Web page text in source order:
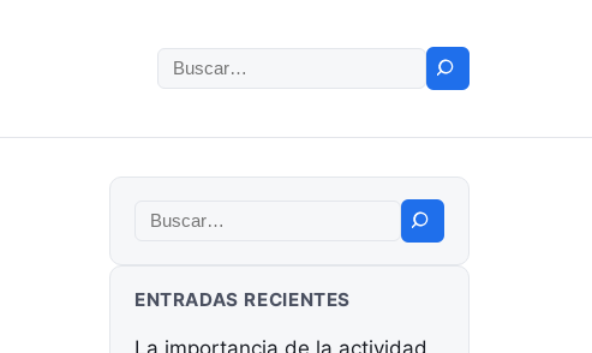
Buscar:
Buscar:
ENTRADAS RECIENTES
La importancia de la actividad